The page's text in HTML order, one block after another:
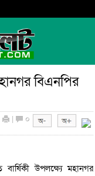
বিএনপির
| ০
উপলক্ষ্যে মহানগর